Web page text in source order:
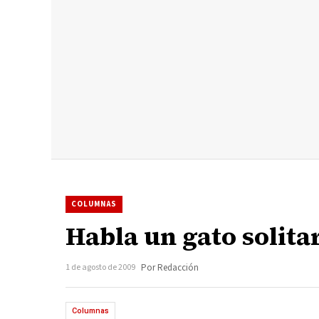
COLUMNAS
Habla un gato
1 de agosto de 2009 Por Redacción
Columnas